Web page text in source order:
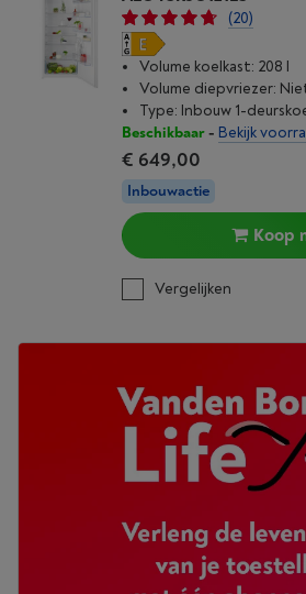
(20)
Volume koelkast: 208 l
Volume diepvriezer:
Type: Inbouw 1-
Beschikbaar- Bekijk
€ 649,00
Inbouwactie
Koop
Vergelijken